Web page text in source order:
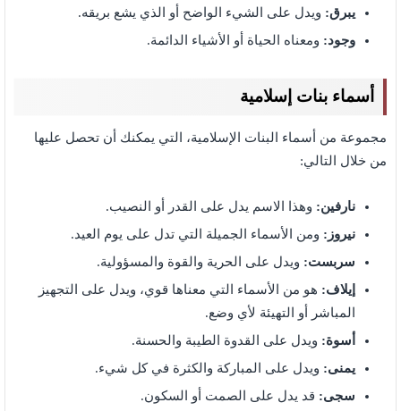
يبرق: ويدل على الشيء الواضح أو الذي يشع بريقه.
وجود: ومعناه الحياة أو الأشياء الدائمة.
أسماء بنات إسلامية
مجموعة من أسماء البنات الإسلامية، التي يمكنك أن تحصل عليها
من خلال التالي:
نارفين: وهذا الاسم يدل على القدر أو النصيب.
نيروز: ومن الأسماء الجميلة التي تدل على يوم العيد.
سربست: ويدل على الحرية والقوة والمسؤولية.
إيلاف: هو من الأسماء التي معناها قوي، ويدل على التجهيز
المباشر أو التهيئة لأي وضع.
أسوة: ويدل على القدوة الطيبة والحسنة.
يمنى: ويدل على المباركة والكثرة في كل شيء.
سجى: قد يدل على الصمت أو السكون.